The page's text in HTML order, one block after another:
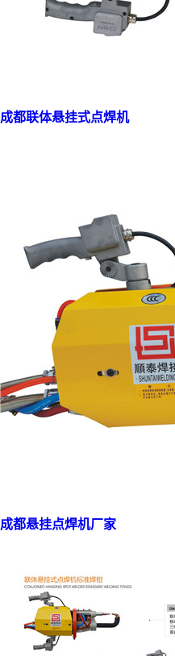
成都联体悬挂式点焊机
成都悬挂点焊机厂家